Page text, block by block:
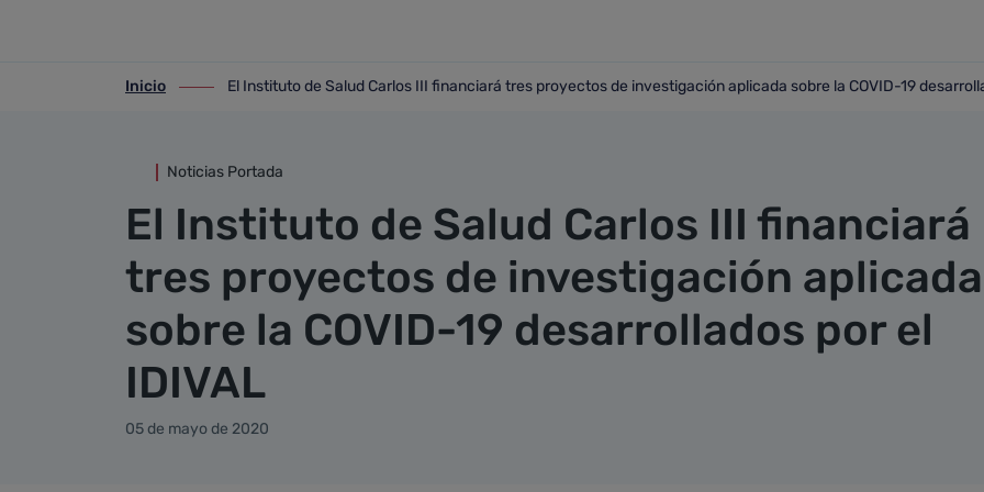
ir-a inicio
Inicio
ir-a El Instituto de Salud Carlos III financiará tres proyectos de investigación aplicada sobre la
El Instituto de Salud Carlos III financiará tres proyectos de investigación aplicada sobre la COVID-19
Noticias Portada
El Instituto de Salud Carlos III financiará
tres proyectos de investigación aplicada
sobre la COVID-19 desarrollados por el
IDIVAL
05 de mayo de 2020